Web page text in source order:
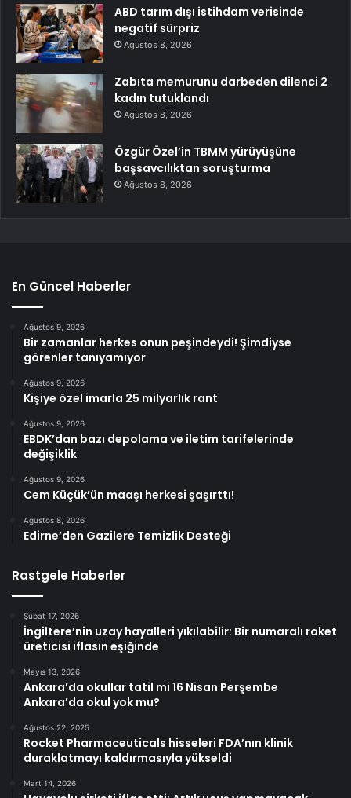
ABD tarım dışı istihdam verisinde
negatif sürpriz
Ağustos 8, 2026
Zabıta memurunu darbeden dilenci 2
kadın tutuklandı
Ağustos 8, 2026
Özgür Özel’in TBMM yürüyüşüne
başsavcılıktan soruşturma
Ağustos 8, 2026
En Güncel Haberler
Ağustos 9, 2026
Bir zamanlar herkes onun peşindeydi! Şimdiyse
görenler tanıyamıyor
Ağustos 9, 2026
Kişiye özel imarla 25 milyarlık rant
Ağustos 9, 2026
EBDK’dan bazı depolama ve iletim tarifelerinde
değişiklik
Ağustos 9, 2026
Cem Küçük’ün maaşı herkesi şaşırttı!
Ağustos 8, 2026
Edirne’den Gazilere Temizlik Desteği
Rastgele Haberler
Şubat 17, 2026
İngiltere’nin uzay hayalleri yıkılabilir: Bir numaralı roket
üreticisi iflasın eşiğinde
Mayıs 13, 2026
Ankara’da okullar tatil mi 16 Nisan Perşembe
Ankara’da okul yok mu?
Ağustos 22, 2025
Rocket Pharmaceuticals hisseleri FDA’nın klinik
duraklatmayı kaldırmasıyla yükseldi
Mart 14, 2026